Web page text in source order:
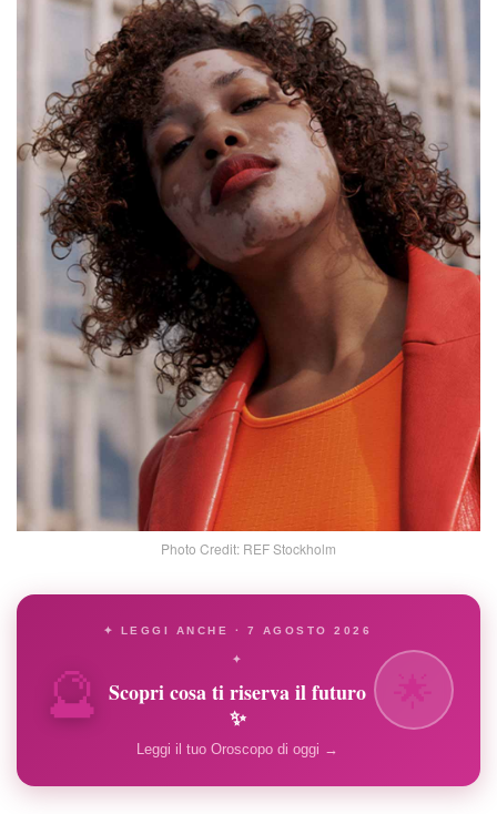
Photo Credit: REF Stockholm
🔮
✦ LEGGI ANCHE · 7 AGOSTO 2026
✦
Scopri cosa ti riserva il futuro
✨
Leggi il tuo Oroscopo di oggi →